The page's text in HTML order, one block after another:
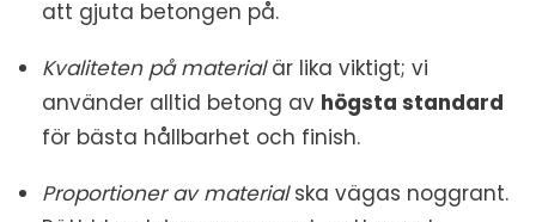
att gjuta betongen på.
Kvaliteten på materialär lika viktigt; vi
använder alltid betong av högsta standard
för bästa hållbarhet och finish.
Proportioner av materialska vägas noggrant.